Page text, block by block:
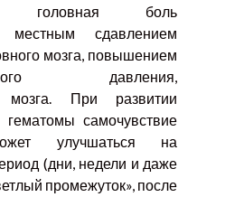
боль
местным сдавлением
мозга, повышением
давления,
мозга. При развитии
гематомы самочувствие
улучшаться на
(дни, недели и даже
промежуток», после